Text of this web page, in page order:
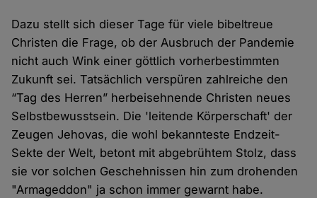
Dazu stellt sich dieser Tage für viele bibeltreue
Christen die Frage, ob der Ausbruch der Pandemie
nicht auch Wink einer göttlich vorherbestimmten
Zukunft sei. Tatsächlich verspüren zahlreiche den
“Tag des Herren” herbeisehnende Christen neues
Selbstbewusstsein. Die 'leitende Körperschaft' der
Zeugen Jehovas, die wohl bekannteste Endzeit-
Sekte der Welt, betont mit abgebrühtem Stolz, dass
sie vor solchen Geschehnissen hin zum drohenden
"Armageddon" ja schon immer gewarnt habe.